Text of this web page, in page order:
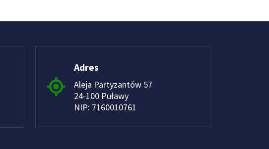
Adres
Aleja Partyzantów 57
24-100 Puławy
NIP: 7160010761